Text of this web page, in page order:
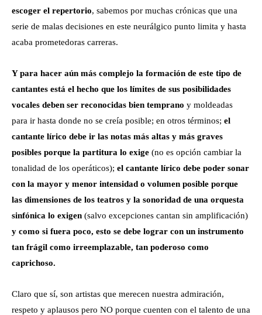
escoger el repertorio, sabemos por muchas crónicas que una
serie de malas decisiones en este neurálgico punto limita y hasta
acaba prometedoras carreras.
Y para hacer aún más complejo la formación de este tipo de
cantantes está el hecho que los límites de sus posibilidades
vocales deben ser reconocidas bien temprano y moldeadas
para ir hasta donde no se creía posible; en otros términos; el
cantante lírico debe ir las notas más altas y más graves
posibles porque la partitura lo exige (no es opción cambiar la
tonalidad de los operáticos); el cantante lírico debe poder sonar
con la mayor y menor intensidad o volumen posible porque
las dimensiones de los teatros y la sonoridad de una orquesta
sinfónica lo exigen (salvo excepciones cantan sin amplificación)
y como si fuera poco, esto se debe lograr con un instrumento
tan frágil como irreemplazable, tan poderoso como
caprichoso.
Claro que sí, son artistas que merecen nuestra admiración,
respeto y aplausos pero NO porque cuenten con el talento de una